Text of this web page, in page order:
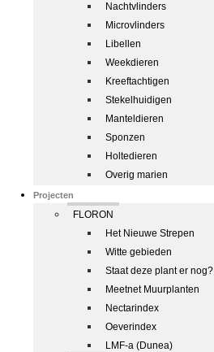
Nachtvlinders
Microvlinders
Libellen
Weekdieren
Kreeftachtigen
Stekelhuidigen
Manteldieren
Sponzen
Holtedieren
Overig marien
Projecten
FLORON
Het Nieuwe Strepen
Witte gebieden
Staat deze plant er nog?
Meetnet Muurplanten
Nectarindex
Oeverindex
LMF-a (Dunea)